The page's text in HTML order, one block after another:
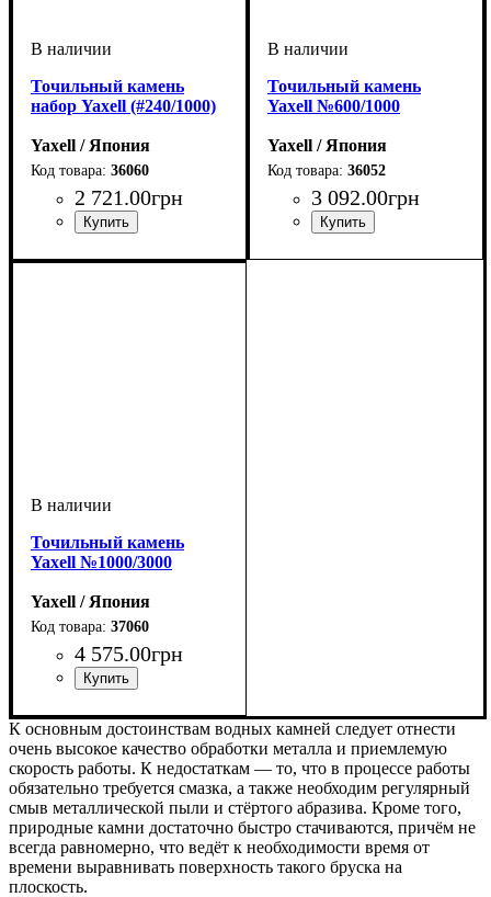
Точильный камень
набор Yaxell (#240/1000)
Yaxell / Япония
36060
2 721.00грн
Точильный камень
Yaxell №600/1000
Yaxell / Япония
36052
3 092.00грн
Точильный камень
Yaxell №1000/3000
Yaxell / Япония
37060
4 575.00грн
К основным достоинствам водных камней следует отнести
очень высокое качество обработки металла и приемлемую
скорость работы. К недостаткам — то, что в процессе работы
обязательно требуется смазка, а также необходим регулярный
смыв металлической пыли и стёртого абразива. Кроме того,
природные камни достаточно быстро стачиваются, причём не
всегда равномерно, что ведёт к необходимости время от
времени выравнивать поверхность такого бруска на
плоскость.